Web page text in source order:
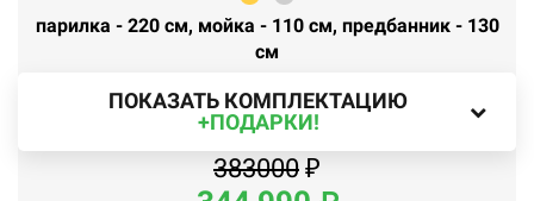
парилка - 220 см, мойка - 110 см, предбанник - 130
см
ПОКАЗАТЬ КОМПЛЕКТАЦИЮ
+ПОДАРКИ!
383000 ₽